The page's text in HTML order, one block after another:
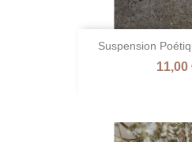
Suspension
Prix
11,00